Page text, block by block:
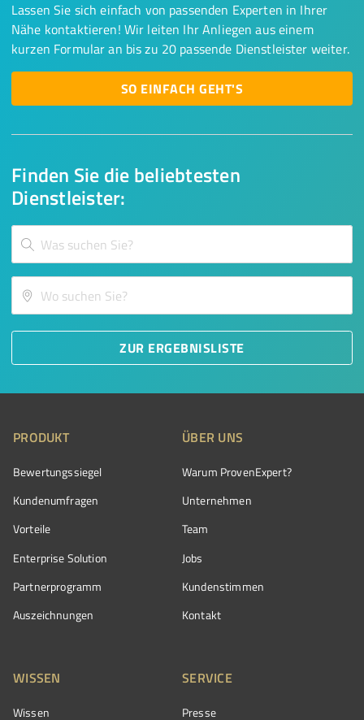
Finden Sie die beliebtesten
Dienstleister:
ZUR ERGEBNISLISTE
Lassen Sie sich einfach von passenden Experten in Ihrer
Nähe kontaktieren! Wir leiten Ihr Anliegen aus einem
kurzen Formular an bis zu 20 passende Dienstleister weiter.
SO EINFACH GEHT'S
PRODUKT
Bewertungssiegel
Kundenumfragen
Vorteile
Enterprise Solution
Partnerprogramm
Auszeichnungen
ÜBER UNS
Warum ProvenExpert?
Unternehmen
Team
Jobs
Kundenstimmen
Kontakt
WISSEN
Wissen
SERVICE
Presse